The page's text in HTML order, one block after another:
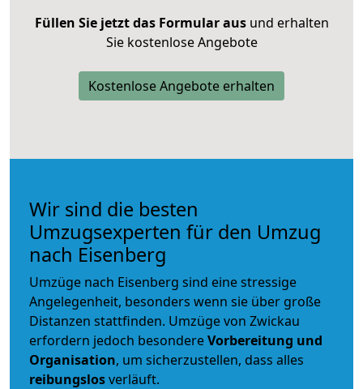
Füllen Sie jetzt das Formular ausund erhalten
Sie kostenlose Angebote
Kostenlose Angebote erhalten
Wir sind die besten
Umzugsexperten für den Umzug
nach Eisenberg
Umzüge nach Eisenberg sind eine stressige
Angelegenheit, besonders wenn sie über große
Distanzen stattfinden. Umzüge von Zwickau
erfordern jedoch besondereVorbereitung und
Organisation, um sicherzustellen, dass alles
reibungslosverläuft.